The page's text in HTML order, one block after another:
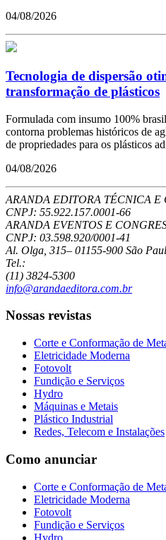
04/08/2026
Tecnologia de dispersão
transformação de plásticos
Formulada com insumo 100%
contorna problemas históricos de
de propriedades para os plásticos
04/08/2026
ARANDA EDITORA TÉCNICA E
CNPJ: 55.922.157.0001-66
ARANDA EVENTOS E
CNPJ: 03.598.920/0001-41
Al. Olga, 315– 01155-900 São
Tel.:
(11) 3824-5300
info@arandaeditora.com.br
Nossas revistas
Corte e Conformação de
Eletricidade Moderna
Fotovolt
Fundição e Serviços
Hydro
Máquinas e Metais
Plástico Industrial
Redes, Telecom e Instalações
Como anunciar
Corte e Conformação de
Eletricidade Moderna
Fotovolt
Fundição e Serviços
Hydro